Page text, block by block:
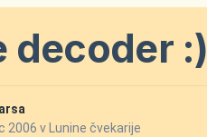
decoder :)
2006 v Lunine čvekarije